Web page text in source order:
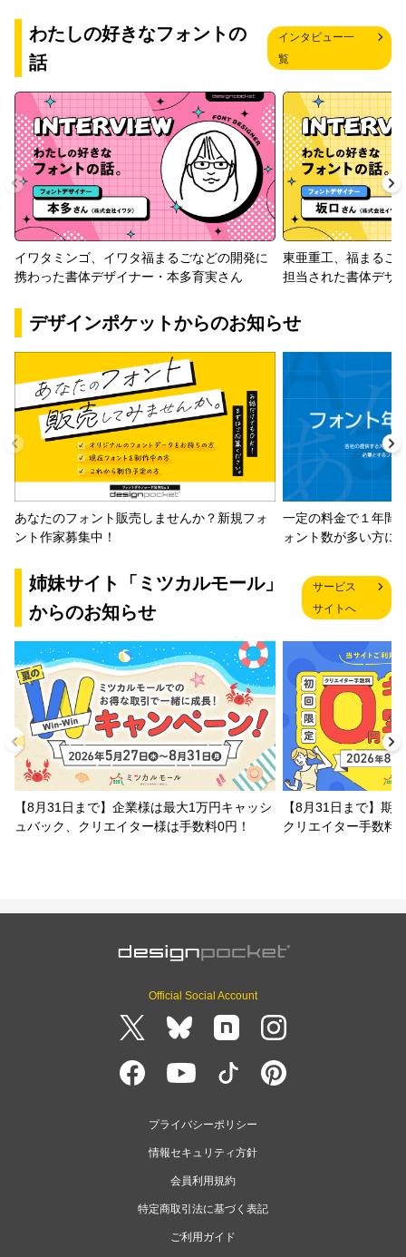
わたしの好きなフォントの
話
インタビュー一
覧
イワタミンゴ、イワタ福まるごなどの開発に
携わった書体デザイナー・本多育実さん
東亜重工、福まるご
担当された書体デザ
デザインポケットからのお知らせ
あなたのフォント販売しませんか？新規フォ
ント作家募集中！
一定の料金で１年間
ォント数が多い方に
姉妹サイト「ミツカルモール」
からのお知らせ
サービス
サイトへ
【8月31日まで】企業様は最大1万円キャッシ
ュバック、クリエイター様は手数料0円！
【8月31日まで】期
クリエイター手数料
Official Social Account
プライバシーポリシー
情報セキュリティ方針
会員利用規約
特定商取引法に基づく表記
ご利用ガイド